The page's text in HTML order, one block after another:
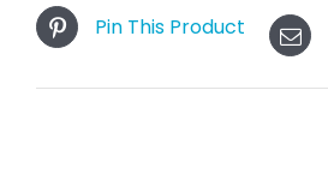
Pin This Product